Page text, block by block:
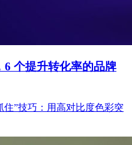
个提升转化率的品牌
住”技巧：用高对比度色彩突